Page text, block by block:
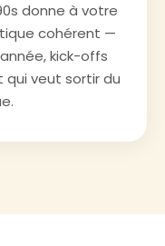
donne à votre
cohérent —
kick-offs
veut sortir du